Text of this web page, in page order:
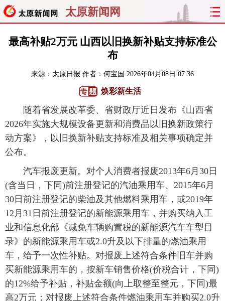
太原新闻网
首页 聚焦 太原 山西
曝光 综合
旅游 理财 政务 教育
看天下 晋月读 最太原 网罗民生
太原日报 太原晚报 热评
最高补贴2万元 山西以旧换新补贴支持标准公
布
来源： 太原日报 作者：何宝国 2026年04月08日 07:36
焕彩新生活
随着省发展改革委、省财政厅近日发布《山西省
2026年实施大规模设备更新和消费品以旧换新政策行
动方案》，以旧换新补贴支持标准及相关事项确定并
公布。
汽车报废更新。对个人消费者报废2013年6月30日
(含当日，下同)前注册登记的汽油乘用车、2015年6月
30日前注册登记的柴油及其他燃料乘用车，或2019年
12月31日前注册登记的新能源乘用车，并购买纳入工
业和信息化部《减免车辆购置税的新能源汽车车型目
录》的新能源乘用车或2.0升及以下排量的燃油乘用
车，给予一次性补贴。对报废上述符合条件旧车并购
买新能源乘用车的，按新车销售价格(价税合计，下同)
的12%给予补贴，补贴金额(向上取整至整元，下同)最
高2万元；对报废上述符合条件燃油乘用车并购买2.0升